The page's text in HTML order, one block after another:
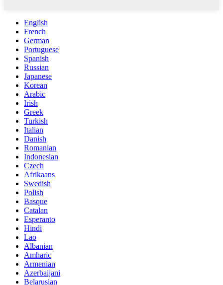
English
French
German
Portuguese
Spanish
Russian
Japanese
Korean
Arabic
Irish
Greek
Turkish
Italian
Danish
Romanian
Indonesian
Czech
Afrikaans
Swedish
Polish
Basque
Catalan
Esperanto
Hindi
Lao
Albanian
Amharic
Armenian
Azerbaijani
Belarusian